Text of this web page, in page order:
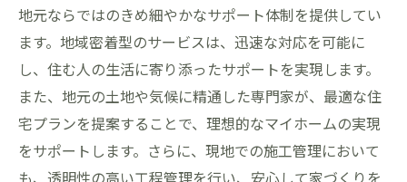
地元ならではのきめ細やかなサポート体制を提供してい
ます。地域密着型のサービスは、迅速な対応を可能に
し、住む人の生活に寄り添ったサポートを実現します。
また、地元の土地や気候に精通した専門家が、最適な住
宅プランを提案することで、理想的なマイホームの実現
をサポートします。さらに、現地での施工管理において
も、透明性の高い工程管理を行い、安心して家づくりを